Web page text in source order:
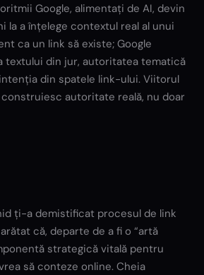
Google, alimentați de AI, devin
la a înțelege contextul real al unui
ca un link să existe; Google
textului din jur, autoritatea tematică
din spatele link-ului. Viitorul
autoritate reală, nu doar
ți-a demistificat procesul de link
că, departe de a fi o “artă
strategică vitală pentru
să conteze online. Cheia